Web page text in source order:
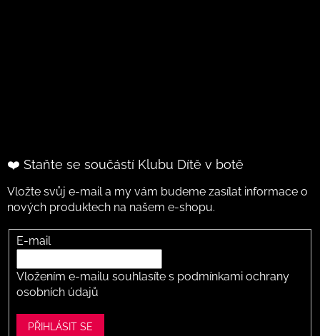
❤️ Staňte se součástí Klubu Dítě v botě
Vložte svůj e-mail a my vám budeme zasílat informace o
nových produktech na našem e-shopu.
E-mail
Vložením e-mailu souhlasíte s podmínkami ochrany
osobních údajů
PŘIHLÁSIT SE